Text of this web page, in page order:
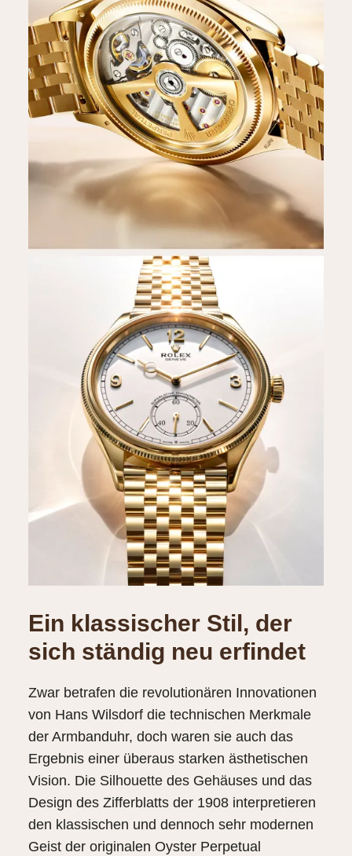
Ein klassischer Stil, der
sich ständig neu erfindet
Zwar betrafen die revolutionären Innovationen
von Hans Wilsdorf die technischen Merkmale
der Armbanduhr, doch waren sie auch das
Ergebnis einer überaus starken ästhetischen
Vision. Die Silhouette des Gehäuses und das
Design des Zifferblatts der 1908 interpretieren
den klassischen und dennoch sehr modernen
Geist der originalen Oyster Perpetual